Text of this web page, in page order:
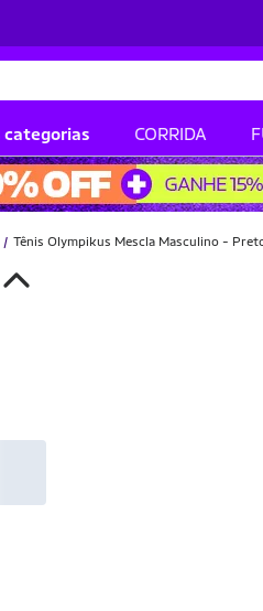
categorias CORRIDA
Tênis Olympikus Mescla Masculino -